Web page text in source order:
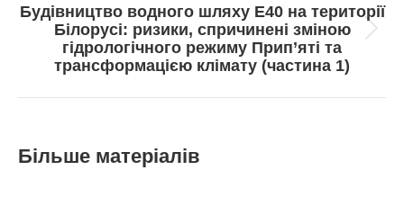
Next
post:
Будівництво водного шляху Е40 на території
Білорусі: ризики, спричинені зміною
гідрологічного режиму Прип’яті та
трансформацією клімату (частина 1)
Більше матеріалів